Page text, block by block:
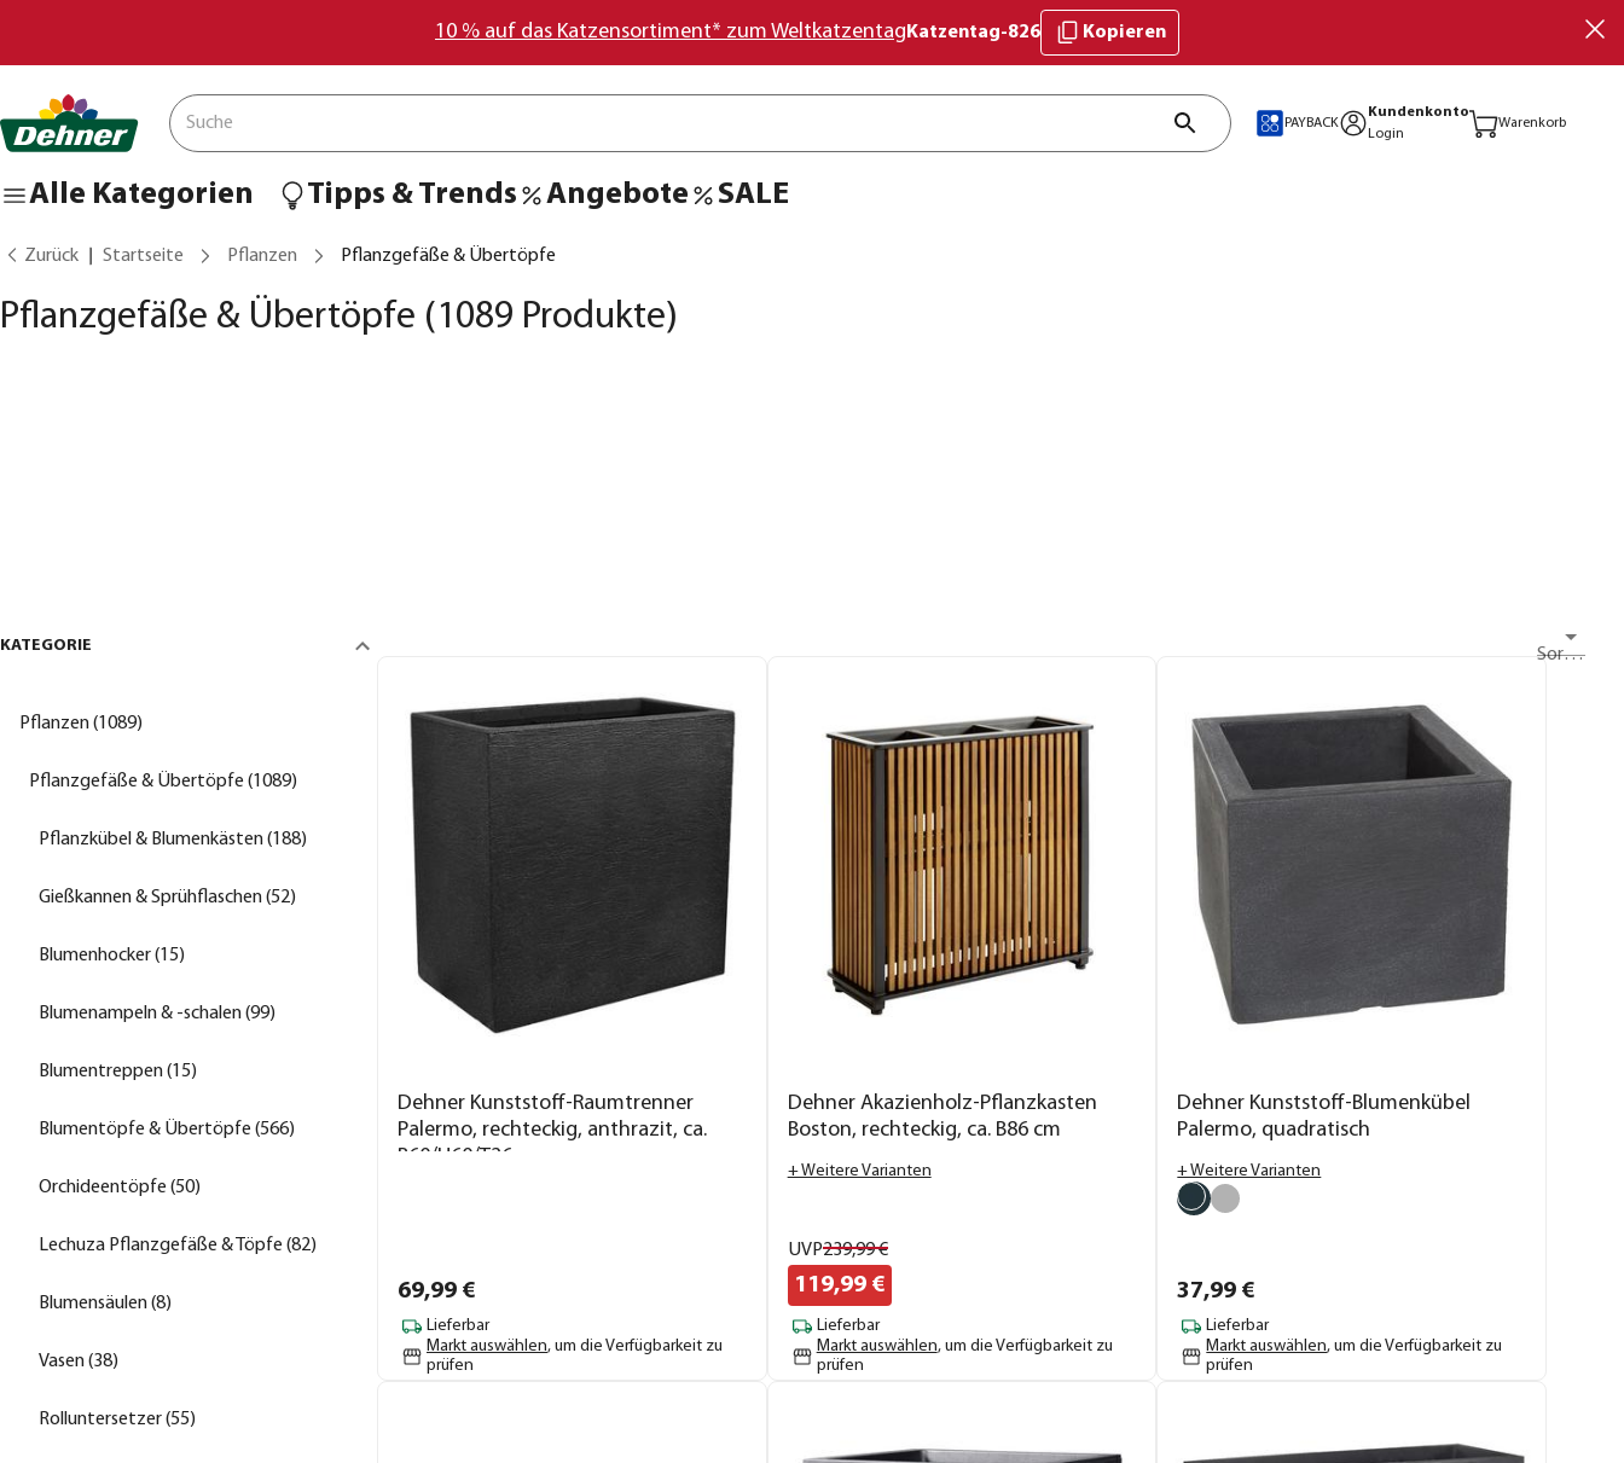
10 % auf das Katzensortiment* zum Weltkatzentag Katzentag-826 Kopieren
PAYBACK
Kundenkonto
Login
Warenkorb
Alle Kategorien Tipps & Trends Angebote SALE
Zurück Startseite Pflanzen Pflanzgefäße & Übertöpfe
Pflanzgefäße & Übertöpfe (1089 Produkte)
KATEGORIE
Pflanzen (1089)
Pflanzgefäße & Übertöpfe (1089)
Pflanzkübel & Blumenkästen (188)
Gießkannen & Sprühflaschen (52)
Blumenhocker (15)
Blumenampeln & -schalen (99)
Blumentreppen (15)
Blumentöpfe & Übertöpfe (566)
Orchideentöpfe (50)
Lechuza Pflanzgefäße & Töpfe (82)
Blumensäulen (8)
Vasen (38)
Rolluntersetzer (55)
Sortieren nach
Dehner Kunststoff-Raumtrenner
Palermo, rechteckig, anthrazit, ca.
B60/H60/T26 cm
69,99 €
Lieferbar
Markt auswählen, um die Verfügbarkeit zu
prüfen
Dehner Akazienholz-Pflanzkasten
Boston, rechteckig, ca. B86 cm
+ Weitere Varianten
UVP239,99€
119,99€
Lieferbar
Markt auswählen, um die Verfügbarkeit zu
prüfen
Dehner Kunststoff-Blumenkübel
Palermo, quadratisch
+ Weitere Varianten
37,99 €
Lieferbar
Markt auswählen, um die Verfügbarkeit zu
prüfen